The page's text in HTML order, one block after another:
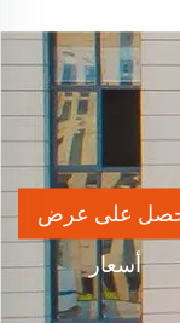
على عرض
أسعار